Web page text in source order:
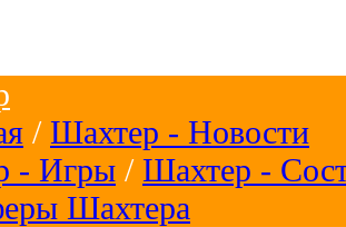
/ Шахтер - Новости
- Игры / Шахтер -
Шахтера